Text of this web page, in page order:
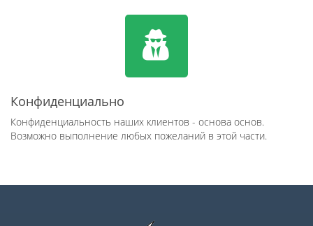
Конфиденциально
Конфиденциальность наших клиентов - основа основ.
Возможно выполнение любых пожеланий в этой части.